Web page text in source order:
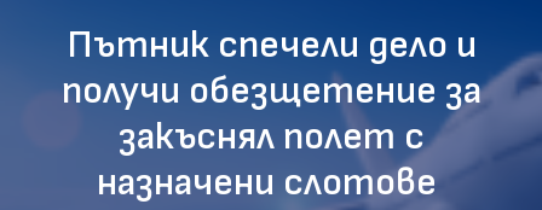
УСЛУГИ
ЦЕНИ
БЛОГ
ЕКИП
Пътник спечели дело и
получи обезщетение за
закъснял полет с
назначени слотове